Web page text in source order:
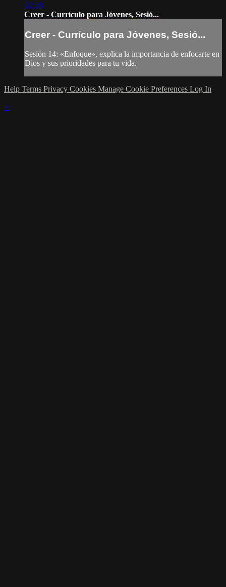
02:28
Creer - Currículo para Jóvenes, Sesió...
Creer - Currículo para Jóvenes, Sesió...
Sesión 14: «Enfoque», explica la importancia de enfocarte en
Dios y sus prioridades para tu vida.
Help Terms Privacy Cookies Manage Cookie Preferences Log In
×